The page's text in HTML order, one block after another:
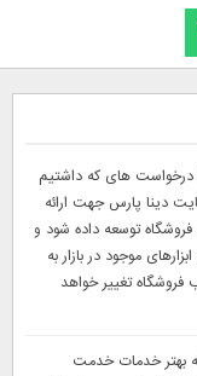
درخواست های که داشتیم
سایت دینا پارس جهت ارائه
توسعه داده شود و
موجود در بازار به
تغییر خواهد
بهتر خدمات خدمت